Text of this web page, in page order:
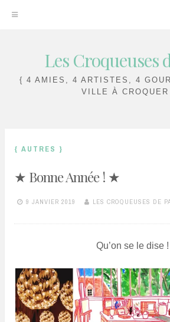
Les Croqueuses
{ 4 AMIES, 4 ARTISTES, 4
VILLE À
{ AUTRES }
★ Bonne Année ! ★
9 JANVIER 2019 LES CROQUEUSES DE
Qu’on se le dise !